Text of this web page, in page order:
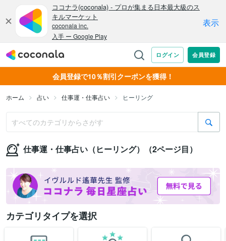
会員登録で10％割引クーポンを獲得！
ホーム 占い 仕事運・仕事占い ヒーリング
仕事運・仕事占い（ヒーリング）（2ページ目）
カテゴリタイプを選択